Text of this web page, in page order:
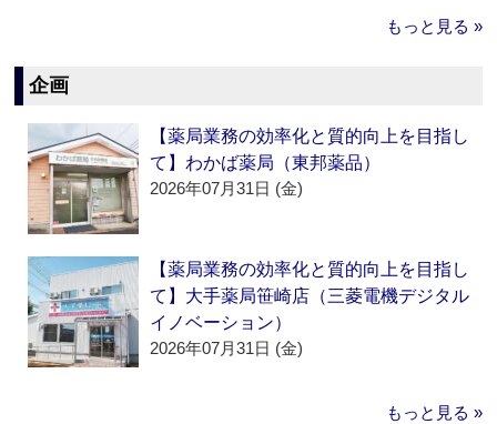
もっと見る »
企画
【薬局業務の効率化と質的向上を目指し
て】わかば薬局（東邦薬品）
2026年07月31日 (金)
【薬局業務の効率化と質的向上を目指し
て】大手薬局笹崎店（三菱電機デジタル
イノベーション）
2026年07月31日 (金)
もっと見る »